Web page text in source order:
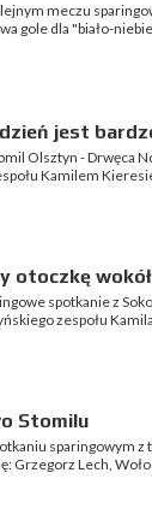
meczu
gole dla "biało-
jest
Olsztyn - Drwęca
Kamilem
otoczkę
spotkanie z
zespołu
Stomilu
sparingowym
Grzegorz Lech,